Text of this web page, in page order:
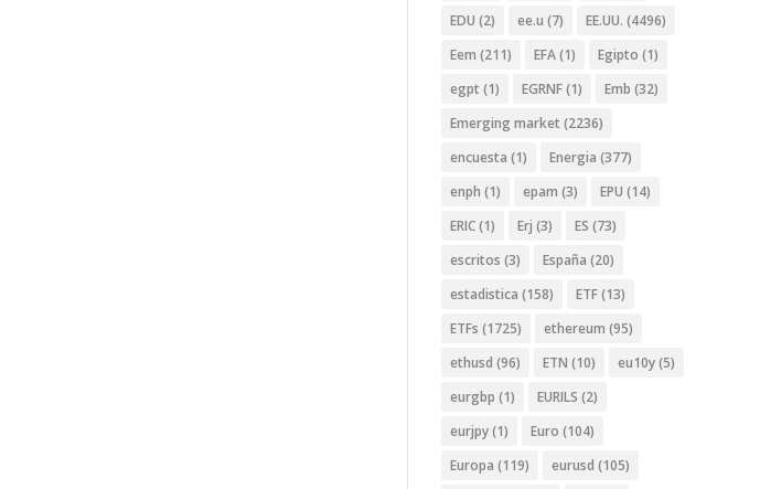
EDU (2) ee.u (7) EE.UU. (4496)
Eem (211) EFA(1) Egipto (1)
egpt (1) EGRNF(1) Emb (32)
Emerging market (2236)
encuesta (1) Energia (377)
enph (1) epam (3) EPU (14)
ERIC(1) Erj (3) ES (73)
escritos (3) España (20)
estadistica (158) ETF(13)
ETFs (1725) ethereum (95)
ethusd (96) ETN (10) eu10y(5)
eurgbp (1) EURILS (2)
eurjpy(1) Euro (104)
Europa (119) eurusd (105)